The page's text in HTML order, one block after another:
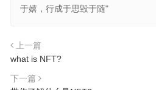
于嬉，行成于思毁于随"
上一篇
what is NFT?
下一篇